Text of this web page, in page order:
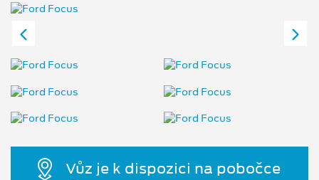
Vůz je k dispozici na pobočce